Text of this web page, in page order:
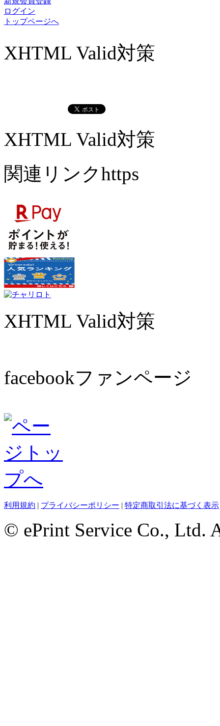
ログイン
トップページへ
XHTML Valid対策
XHTML Valid対策
関連リンクhttps
XHTML Valid対策
facebookファンページ
利用規約 | プライバシーポリシー | 特定商取引法に基づく表示
© ePrint Service Co., Ltd.